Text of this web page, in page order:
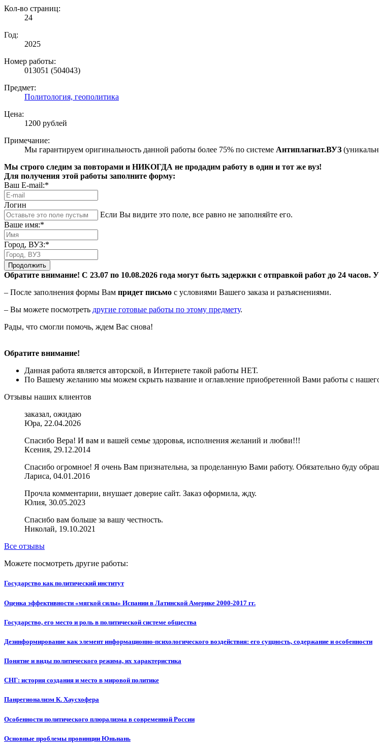
Кол-во страниц:
24
Год:
2025
Номер работы:
013051 (504043)
Предмет:
Политология, геополитика
Цена:
1200 рублей
Примечание:
Мы гарантируем оригинальность данной работы более 75% по системе Антиплагиат.ВУЗ
Мы строго следим за повторами и НИКОГДА не продадим работу в один и тот же вуз!
Для получения этой работы заполните форму:
Ваш E-mail:*
Логин
Если Вы видите это поле, все равно не заполняйте его.
Ваше имя:*
Город, ВУЗ:*
Продолжить
Обратите внимание! С 23.07 по 10.08.2026 года могут быть задержки с отправкой работ до 24 часов.
– После заполнения формы Вам придет письмо с условиями Вашего заказа и разъяснениями.
– Вы можете посмотреть другие готовые работы по этому предмету.
Рады, что смогли помочь, ждем Вас снова!
Обратите внимание!
Данная работа является авторской, в Интернете такой работы НЕТ.
По Вашему желанию мы можем скрыть название и оглавление приобретенной Вами работы с
Отзывы наших клиентов
заказал, ожидаю
Юра, 22.04.2026
Спасибо Вера! И вам и вашей семье здоровья, исполнения желаний и любви!!!
Ксения, 29.12.2014
Спасибо огромное! Я очень Вам признательна, за проделанную Вами работу. Обязательно буду
Лариса, 04.01.2016
Прочла комментарии, внушает доверие сайт. Заказ оформила, жду.
Юлия, 30.05.2023
Спасибо вам больше за вашу честность.
Николай, 19.10.2021
Все отзывы
Можете посмотреть другие работы:
Государство как политический институт
Оценка эффективности «мягкой силы» Испании в Латинской Америке 2000-2017 гг.
Государство, его место и роль в политической системе общества
Дезинформирование как элемент информационно-психологического воздействия: его сущность, содержание и особенности
Понятие и виды политического режима, их характеристика
СНГ: история создания и место в мировой политике
Панрегионализм К. Хаусхофера
Особенности политического плюрализма в современной России
Основные проблемы провинции Юньнань